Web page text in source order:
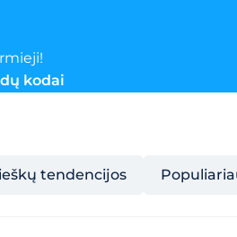
kodai
tendencijos